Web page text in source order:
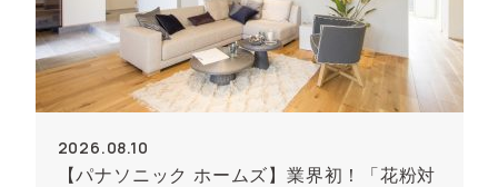
2026.08.10
【パナソニック ホームズ】業界初！「花粉対